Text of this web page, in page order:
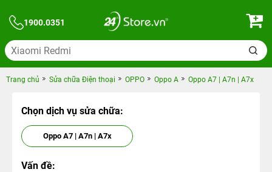
1900.0351
Trang chủ Sửa chữa Điện thoại OPPO Oppo A Oppo A7 | A7n | A7x
Chọn dịch vụ sửa chữa:
Oppo A7 | A7n | A7x
Vấn đề: